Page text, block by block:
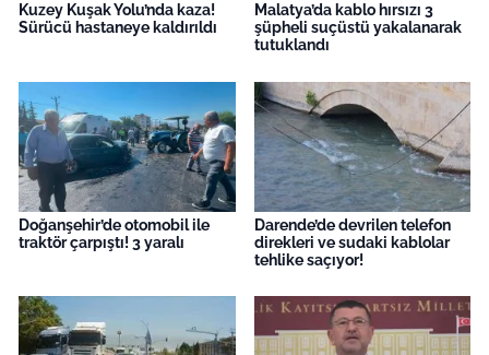
Kuzey Kuşak Yolu’nda kaza!
Sürücü hastaneye kaldırıldı
Malatya’da kablo hırsızı 3
şüpheli suçüstü yakalanarak
tutuklandı
Doğanşehir’de otomobil ile
traktör çarpıştı! 3 yaralı
Darende’de devrilen telefon
direkleri ve sudaki kablolar
tehlike saçıyor!